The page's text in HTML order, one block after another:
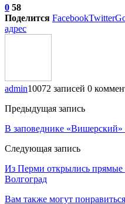
0 58
Поделится FacebookTwitter
адрес
admin10072 записей 0
Предыдущая запись
В заповеднике «Вишерский»
Следующая запись
Из Перми открылись прямые
Волгоград
Вам также могут понравиться